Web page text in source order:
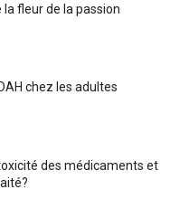
la fleur de la passion
chez les adultes
des médicaments et